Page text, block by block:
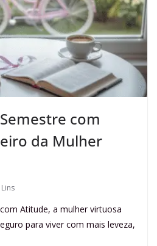
com
da Mulher
Atitude, a mulher virtuosa
para viver com mais leveza,